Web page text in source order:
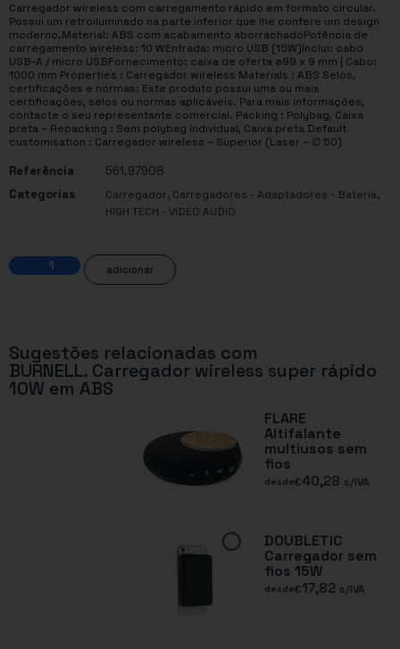
Carregador wireless com carregamento rápido em formato circular.
Possui um retroiluminado na parte inferior que lhe confere um design
moderno.Material: ABS com acabamento aborrachadoPotência de
carregamento wireless: 10 WEntrada: micro USB (15W)Inclui: cabo
USB-A / micro USBFornecimento: caixa de oferta ø99 x 9 mm | Cabo:
1000 mm Properties : Carregador wireless Materials : ABS Selos,
certificações e normas: Este produto possui uma ou mais
certificações, selos ou normas aplicáveis. Para mais informações,
contacte o seu representante comercial. Packing : Polybag, Caixa
preta – Repacking : Sem polybag individual, Caixa preta Default
customisation : Carregador wireless – Superior (Laser – ∅ 50)
Referência
561.97908
Categorias
Carregador, Carregadores - Adaptadores - Bateria,
HIGH TECH - VIDEO AUDIO
adicionar
Sugestões relacionadas com
BURNELL. Carregador wireless super rápido
10W em ABS
FLARE
Altifalante
multiusos sem
fios
desde€40,28 s/IVA
DOUBLETIC
Carregador sem
fios 15W
desde€17,82 s/IVA